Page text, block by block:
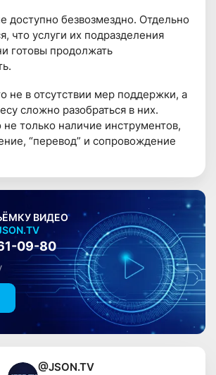
доступно безвозмездно. Отдельно
что услуги их подразделения
готовы продолжать
не в отсутствии мер поддержки, а
сложно разобраться в них.
только наличие инструментов,
“перевод” и сопровождение
ВИДЕО
09-80
@JSON.TV